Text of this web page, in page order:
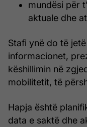
mundësi për
aktuale dhe
Stafi ynë do të
informacionet,
këshillimin në
mobilitetit, të
Hapja është
data e saktë dhe